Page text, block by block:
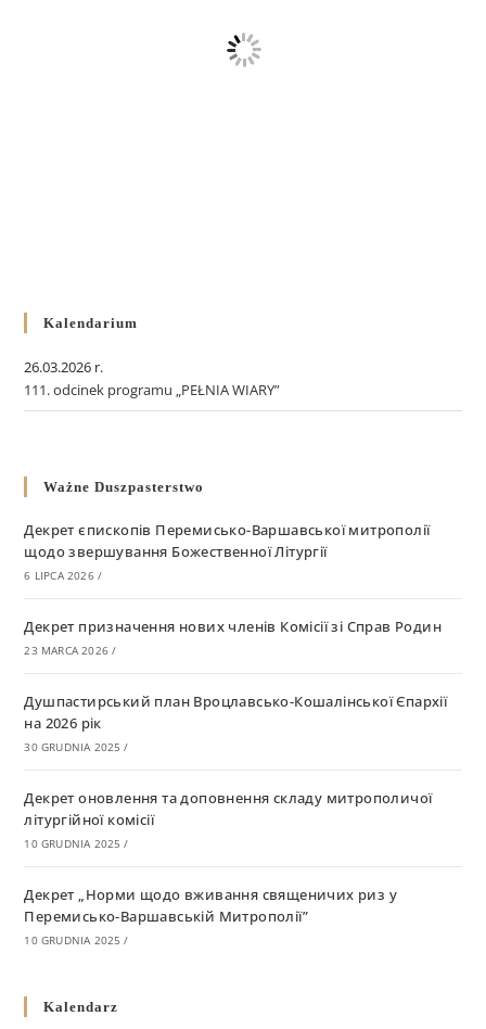
Kalendarium
26.03.2026 r.
111. odcinek programu „PEŁNIA WIARY”
Ważne Duszpasterstwo
Декрет єпископів Перемисько-Варшавської митрополії
щодо звершування Божественної Літургії
6 LIPCA 2026 /
Декрет призначення нових членів Комісії зі Справ Родин
23 MARCA 2026 /
Душпастирський план Вроцлавсько-Кошалінської Єпархії
на 2026 рік
30 GRUDNIA 2025 /
Декрет оновлення та доповнення складу митрополичої
літургійної комісії
10 GRUDNIA 2025 /
Декрет „Норми щодо вживання священичих риз у
Перемисько-Варшавській Митрополії”
10 GRUDNIA 2025 /
григоріанським календарем
Kalendarz